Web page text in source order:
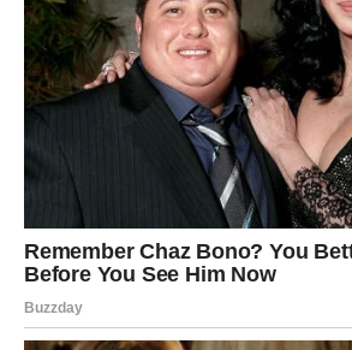
Ribe
Ribe su se u poslednje vreme osećale
mašte i realnosti. Srce je želelo